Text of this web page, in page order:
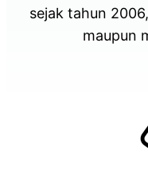
sejak tahun
maupun